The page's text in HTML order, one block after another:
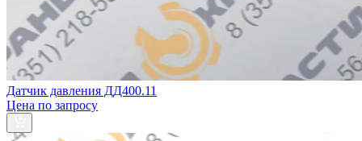
Датчик давления ДД400.11
Цена по запросу